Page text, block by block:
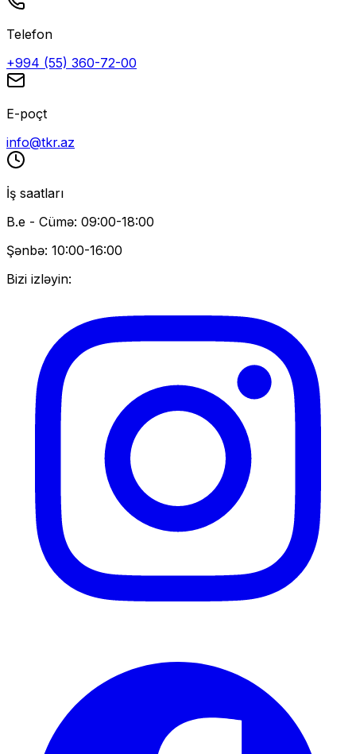
Telefon
+994 (55) 360-72-00
E-poçt
info@tkr.az
İş saatları
B.e - Cümə: 09:00-18:00
Şənbə: 10:00-16:00
Bizi izləyin: